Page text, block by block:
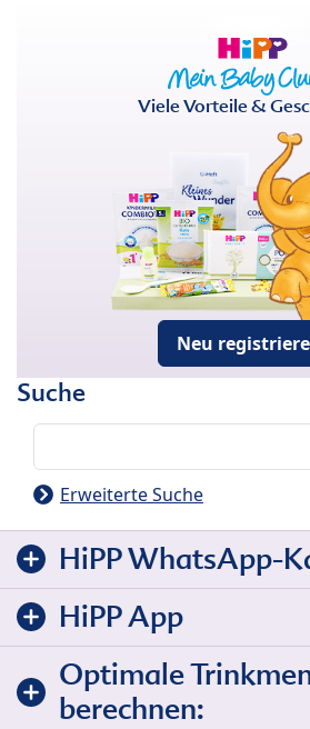
Viele Vorteile &
Neu
Suche
Erweiterte Suche
HiPP WhatsApp-
HiPP App
Optimale
berechnen: